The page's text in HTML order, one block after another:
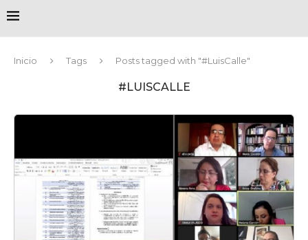
Inicio Tags Posts tagged with "#LuisCalle"
#LUISCALLE